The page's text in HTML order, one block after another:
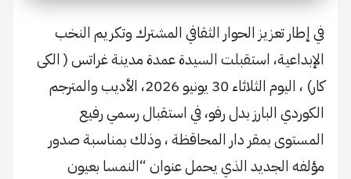
​في إطار تعزيز الحوار الثقافي المشترك وتكريم النخب
الإبداعية، استقبلت السيدة عمدة مدينة غراتس ( الكى
كار) ، اليوم الثلاثاء 30 يونيو 2026، الأديب والمترجم
الكوردي البارز بدل رفو، في استقبال رسمي رفيع
المستوى بمقر دار المحاقظة ، وذلك بمناسبة صدور
مؤلفه الجديد الذي يحمل عنوان “النمسا بعيون